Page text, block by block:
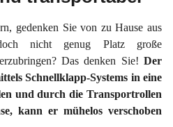
gedenken Sie von zu Hause aus
nicht genug Platz große
Das denken Sie! Der
Schnellklapp-Systems in eine
und durch die Transportrollen
kann er mühelos verschoben